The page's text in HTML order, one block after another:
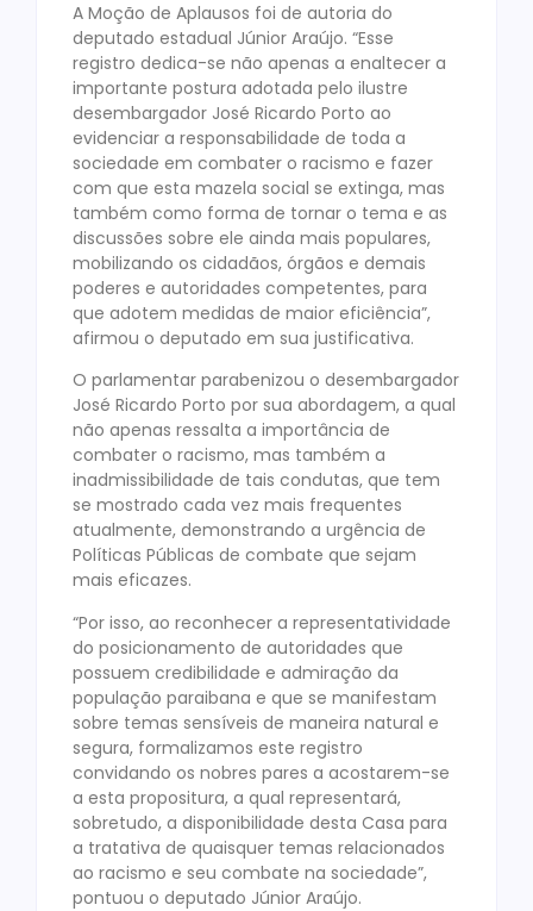
A Moção de Aplausos foi de autoria do
deputado estadual Júnior Araújo. “Esse
registro dedica-se não apenas a enaltecer a
importante postura adotada pelo ilustre
desembargador José Ricardo Porto ao
evidenciar a responsabilidade de toda a
sociedade em combater o racismo e fazer
com que esta mazela social se extinga, mas
também como forma de tornar o tema e as
discussões sobre ele ainda mais populares,
mobilizando os cidadãos, órgãos e demais
poderes e autoridades competentes, para
que adotem medidas de maior eficiência”,
afirmou o deputado em sua justificativa.
O parlamentar parabenizou o desembargador
José Ricardo Porto por sua abordagem, a qual
não apenas ressalta a importância de
combater o racismo, mas também a
inadmissibilidade de tais condutas, que tem
se mostrado cada vez mais frequentes
atualmente, demonstrando a urgência de
Políticas Públicas de combate que sejam
mais eficazes.
“Por isso, ao reconhecer a representatividade
do posicionamento de autoridades que
possuem credibilidade e admiração da
população paraibana e que se manifestam
sobre temas sensíveis de maneira natural e
segura, formalizamos este registro
convidando os nobres pares a acostarem-se
a esta propositura, a qual representará,
sobretudo, a disponibilidade desta Casa para
a tratativa de quaisquer temas relacionados
ao racismo e seu combate na sociedade”,
pontuou o deputado Júnior Araújo.